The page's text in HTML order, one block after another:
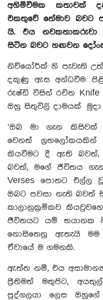
අහිමිවීමක කතාවක්
එකතුවේ තේමාව බවට
යි. එය නවකතාකරුවා
සිටින බවට හඟවන
නිව්‌යෝර්ක් හි පැවැති
දකුණු ඇස අන්ධවීම
රුෂ්ඩි විසින් රචිත Knife
ඔහු සිතුවිලි දාමයක්
‘ඔබ මා ගැන
වෙනත්
කියවීමට දී ඇති බවත්,
බවත්, මගේ ජීවිතය ගැන
Verses පොතට එල්ල
ඔබට පවසා නැති බවත්
කාලානුක්‍රමිකව
ජීවිතයට යම් භයානක
නොසිතෙනු ඇතැයි
ඒවායේ ම ගමනකි.
ඇත්ත නම්, එය
ප්‍රීතිමත් මතුපිට,
පුද්ගලයා ලෙස